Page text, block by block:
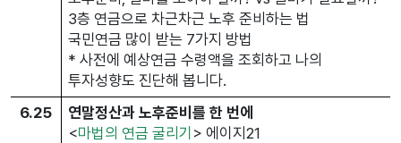
3층 연금으로 차근차근 노후 준비하는 법
국민연금 많이 받는 7가지 방법
* 사전에 예상연금 수령액을 조회하고 나의
투자성향도 진단해 봅니다.
6.25
연말정산과 노후준비를 한 번에
<마법의 연금 굴리기 > 에이지21